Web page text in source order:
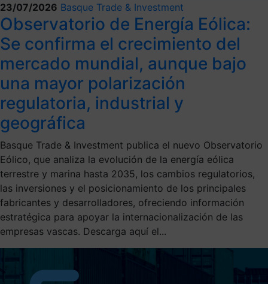
23/07/2026 Basque Trade & Investment
Observatorio de Energía Eólica:
Se confirma el crecimiento del
mercado mundial, aunque bajo
una mayor polarización
regulatoria, industrial y
geográfica
Basque Trade & Investment publica el nuevo Observatorio
Eólico, que analiza la evolución de la energía eólica
terrestre y marina hasta 2035, los cambios regulatorios,
las inversiones y el posicionamiento de los principales
fabricantes y desarrolladores, ofreciendo información
estratégica para apoyar la internacionalización de las
empresas vascas. Descarga aquí el...